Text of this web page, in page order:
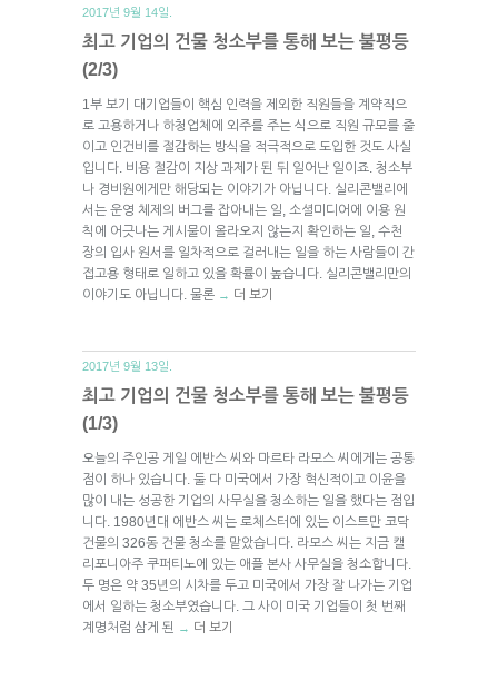
2017년 9월 14일.
최고 기업의 건물 청소부를 통해 보는 불평등
(2/3)
1부 보기 대기업들이 핵심 인력을 제외한 직원들을 계약직으
로 고용하거나 하청업체에 외주를 주는 식으로 직원 규모를 줄
이고 인건비를 절감하는 방식을 적극적으로 도입한 것도 사실
입니다. 비용 절감이 지상 과제가 된 뒤 일어난 일이죠. 청소부
나 경비원에게만 해당되는 이야기가 아닙니다. 실리콘밸리에
서는 운영 체제의 버그를 잡아내는 일, 소셜미디어에 이용 원
칙에 어긋나는 게시물이 올라오지 않는지 확인하는 일, 수천
장의 입사 원서를 일차적으로 걸러내는 일을 하는 사람들이 간
접고용 형태로 일하고 있을 확률이 높습니다. 실리콘밸리만의
이야기도 아닙니다. 물론 → 더 보기
2017년 9월 13일.
최고 기업의 건물 청소부를 통해 보는 불평등
(1/3)
오늘의 주인공 게일 에반스 씨와 마르타 라모스 씨에게는 공통
점이 하나 있습니다. 둘 다 미국에서 가장 혁신적이고 이윤을
많이 내는 성공한 기업의 사무실을 청소하는 일을 했다는 점입
니다. 1980년대 에반스 씨는 로체스터에 있는 이스트만 코닥
건물의 326동 건물 청소를 맡았습니다. 라모스 씨는 지금 캘
리포니아주 쿠퍼티노에 있는 애플 본사 사무실을 청소합니다.
두 명은 약 35년의 시차를 두고 미국에서 가장 잘 나가는 기업
에서 일하는 청소부였습니다. 그 사이 미국 기업들이 첫 번째
계명처럼 삼게 된 → 더 보기